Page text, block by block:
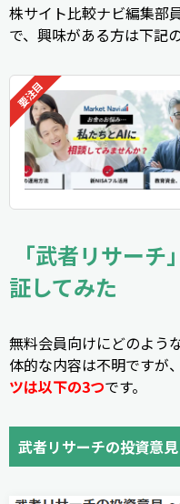
株サイト比較ナビ編集部
で、興味がある方は下記
「武者リサー
証してみた
無料会員向けにどのよう
体的な内容は不明ですが
ツは以下の3つです。
武者リサーチの投資意見